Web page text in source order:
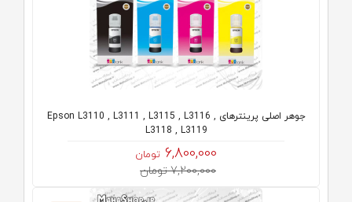
جوهر اصلی پرینترهای Epson L3110 , L3111 , L3115 , L3116 ,
L3118 , L3119
6,800,000 تومان
7,200,000 تومان